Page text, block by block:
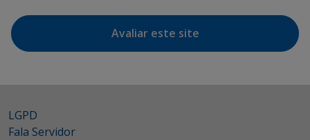
Avaliar este site
LGPD
Fala Servidor